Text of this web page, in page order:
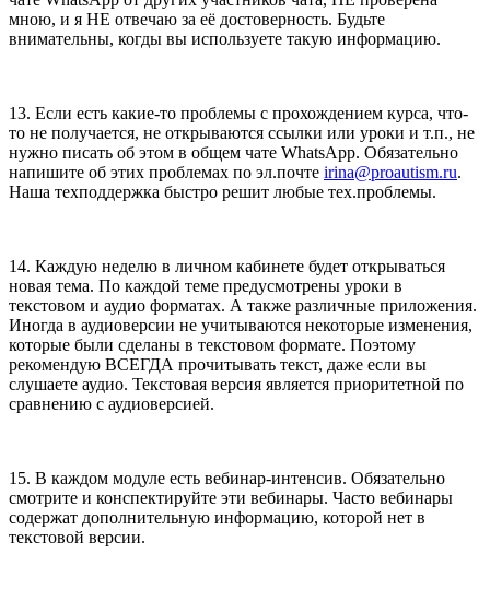
мною, и я НЕ отвечаю за её достоверность. Будьте
внимательны, когды вы используете такую информацию.
13. Если есть какие-то проблемы с прохождением курса, что-
то не получается, не открываются ссылки или уроки и т.п., не
нужно писать об этом в общем чате WhatsApp. Обязательно
напишите об этих проблемах по эл.почте irina@proautism.ru.
Наша техподдержка быстро решит любые тех.проблемы.
14. Каждую неделю в личном кабинете будет открываться
новая тема. По каждой теме предусмотрены уроки в
текстовом и аудио форматах. А также различные приложения.
Иногда в аудиоверсии не учитываются некоторые изменения,
которые были сделаны в текстовом формате. Поэтому
рекомендую ВСЕГДА прочитывать текст, даже если вы
слушаете аудио. Текстовая версия является приоритетной по
сравнению с аудиоверсией.
15. В каждом модуле есть вебинар-интенсив. Обязательно
смотрите и конспектируйте эти вебинары. Часто вебинары
содержат дополнительную информацию, которой нет в
текстовой версии.